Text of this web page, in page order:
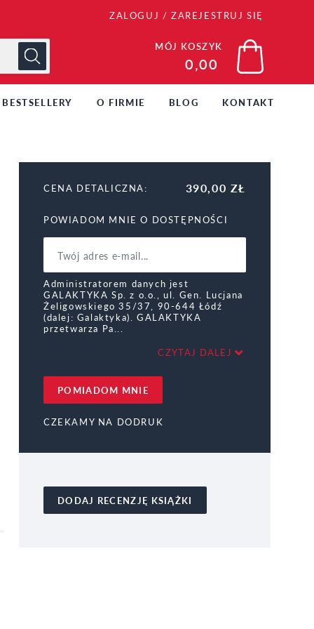
ZALOGUJ / ZAREJESTRUJ SIĘ
MÓJ KOSZYK
0,00
BESTSELLERY O FIRMIE BLOG KONTAKT
CENA DETALICZNA: 390,00 ZŁ
POWIADOM MNIE O DOSTĘPNOŚCI
Administratorem danych jest
GALAKTYKA Sp. z o.o., ul. Gen. Lucjana
Żeligowskiego 35/37, 90-644 Łódź
(dalej: Galaktyka). GALAKTYKA
przetwarza Pa
CZYTAJ DALEJ
POMIADOM MNIE
CZEKAMY NA DODRUK
DODAJ RECENZJĘ KSIĄŻKI